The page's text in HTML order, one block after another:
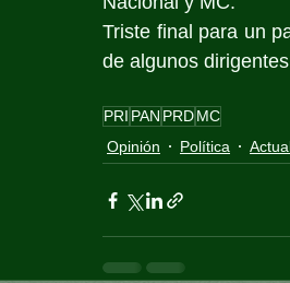
Triste final para un
de algunos
PRI PAN PRDMC
Opinión
Política